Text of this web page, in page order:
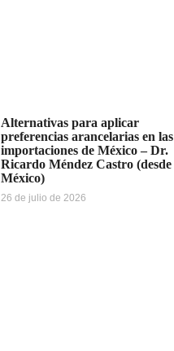
Alternativas para aplicar
preferencias arancelarias en las
importaciones de México – Dr.
Ricardo Méndez Castro (desde
México)
26 de julio de 2026